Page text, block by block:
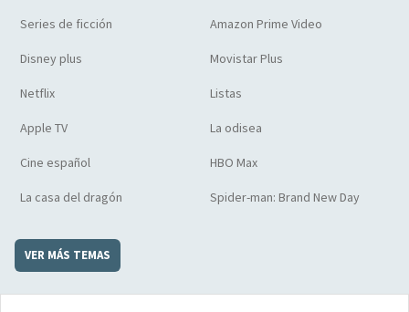
Series de ficción Amazon Prime Video
Disney plus Movistar Plus
Netflix Listas
Apple TV La odisea
Cine español HBO Max
La casa del dragón Spider-man: Brand New Day
VER MÁS TEMAS